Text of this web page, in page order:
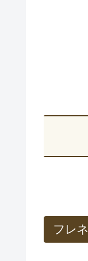
フレ